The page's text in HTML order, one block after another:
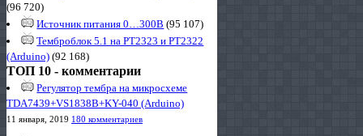
(96 720)
Источник питания 0…300В (95 107)
Темброблок 5.1 на PT2323 и PT2322
(Arduino) (92 168)
ТОП 10 - комментарии
Регулятор тембра на микросхеме
TDA7439+VS1838B+KY-040 (Arduino)
11 января, 2019 180 комментариев